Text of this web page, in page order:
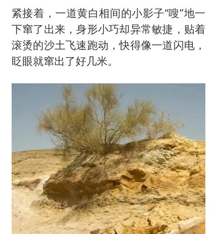
紧接着，一道黄白相间的小影子“嗖”地一
下窜了出来，身形小巧却异常敏捷，贴着
滚烫的沙土飞速跑动，快得像一道闪电，
眨眼就窜出了好几米。